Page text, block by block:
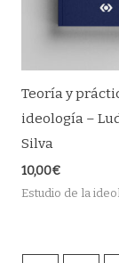
Teoría y
ideología –
Silva
10,00€
Estudio de la